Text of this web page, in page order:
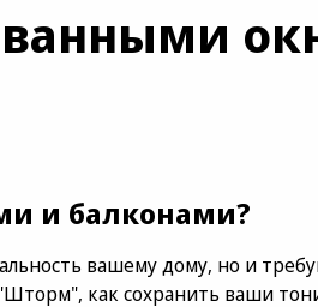
и балконами?
вашему дому, но и
как сохранить ваши